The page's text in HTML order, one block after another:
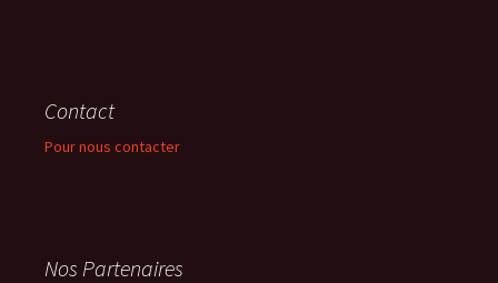
Contact
Pour nous contacter
Nos Partenaires